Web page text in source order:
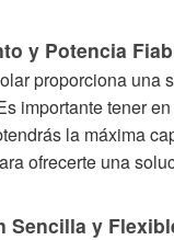
y Potencia
proporciona una
importante tener
la máxima
ofrecerte una
Sencilla y